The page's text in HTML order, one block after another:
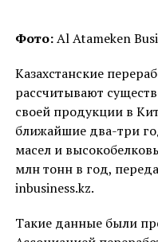
Фото:Al Atameken
Казахстанские
рассчитывают
своей продукции в
ближайшие два-три
масел и
млн тонн в год,
inbusiness.kz.
Такие данные были